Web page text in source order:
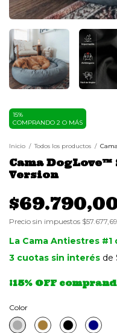
15%
COMPRANDO 2 O MÁS
Inicio / Todos los productos /
Cama
Version
Precio sin impuestos $57.677,69
3 cuotas sin interés de
¡15% OFF
Color